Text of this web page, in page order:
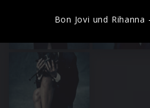
Bon Jovi und